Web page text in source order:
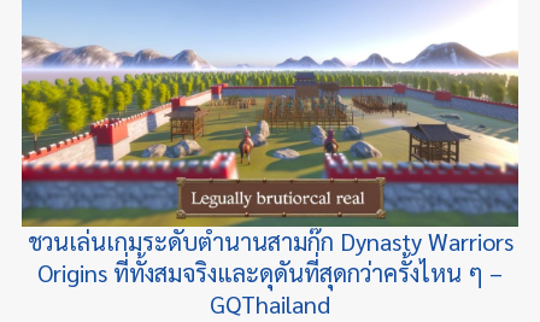
ชวนเล่นเกมระดับตำนานสามก๊ก Dynasty Warriors
Origins ที่ทั้งสมจริงและดุดันที่สุดกว่าครั้งไหน ๆ –
GQThailand